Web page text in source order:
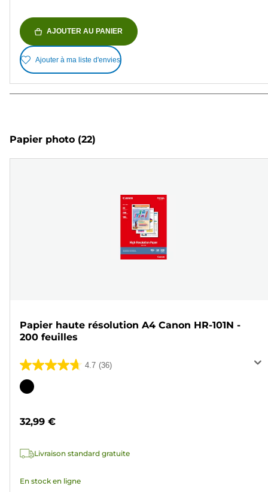
AJOUTER AU PANIER
Ajouter à ma liste d'envies
Papier photo (22)
Papier haute résolution A4 Canon HR-101N -
200 feuilles
4.7 (36)
4.7
sur
36
Cartouche
32,99 €
Livraison standard gratuite
En stock en ligne